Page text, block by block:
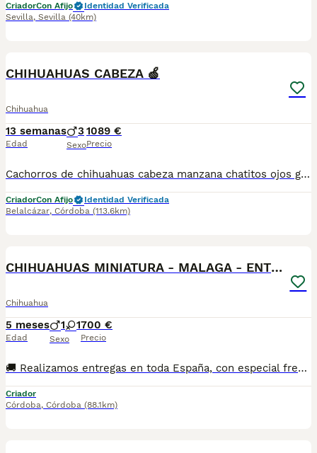
CriadorCon Afijo
Identidad Verificada
Sevilla, Sevilla (40km)
CHIHUAHUAS CABEZA 🍏
Chihuahua
13 semanas
Edad
3
Sexo
1089 €
Precio
Cachorros de chihuahuas cabeza manzana chatitos ojos grandes líneas Siempre Vivos Belalcam cría responsable de chihuahuas años de dedicación nos abala en su morfología tan especial carita de muñecos . Ven a conócelos Andalucía Cordoba en plena naturaleza siempre en libertad. Siemprevivosenbelalcan.com
CriadorCon Afijo
Identidad Verificada
Belalcázar, Córdoba (113.6km)
CHIHUAHUAS MINIATURA - MALAGA - ENTREGA
Chihuahua
5 meses
Edad
1 1
Sexo
700 €
Precio
🚚 Realizamos entregas en toda España, con especial frecuencia en **Andalucía**: Sevilla, Málaga, Cádiz, Córdoba, Granada, Jaén, Huelva y Almería. También entregamos habitualmente en Marbella, Jerez de la Frontera, Estepona, Fuengirola, Benalmádena, Mijas, Dos Hermanas y cualquier punto de España. **Entrega 100% a contrarreembolso.** No tendrás que adelantar el importe del cachorro. Lo recibirás en la puerta de tu casa mediante transporte especializado y podrás comprobar que todo está correcto antes de realizar el pago. Nuestros cachorros se entregan: Vacunados y desparasitados según su edad. Con microchip, cartilla veterinaria y documentación al día. Revisados veterinariamente antes de salir de nuestras instalaciones. Procedentes de excelentes líneas, seleccionadas por salud, carácter y morfología. Perfectamente socializados y acostumbrados al contacto diario con personas. ✅ Iniciados en el aprendizaje para hacer sus necesidades sobre empapador, facilitando su adaptación al nuevo hogar. ✅ Con asesoramiento personalizado antes y después de la entrega. Nuestro objetivo no es vender un cachorro más. Queremos que cada familia reciba un compañero sano, equilibrado y criado con el máximo cuidado desde el primer día. 📩 Si deseas fotografías, vídeos o más información, escríbenos por privado. Estaremos encantados de ayudarte a encontrar el compañero perfecto670864332 . .
Criador
Córdoba, Córdoba (88.1km)